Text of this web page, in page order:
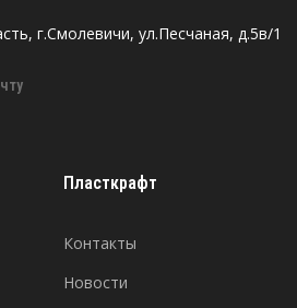
г.Смолевичи, ул.Песчаная, д.5в/1
Пласткрафт
Контакты
Новости